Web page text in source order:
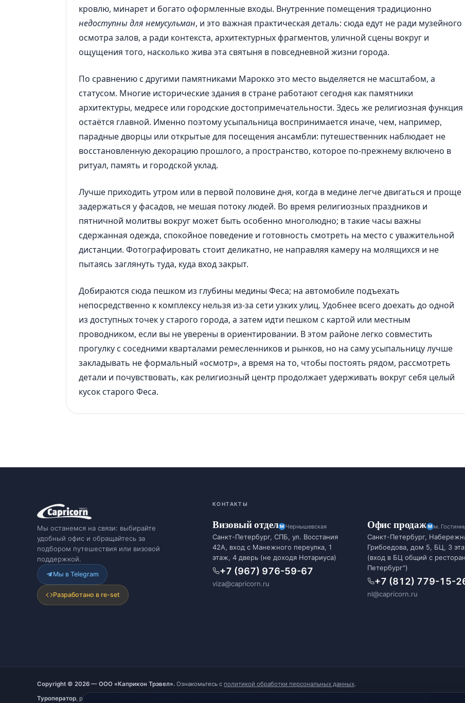
кровлю, минарет и богато оформленные входы. Внутренние помещения традиционно
недоступны для немусульман, и это важная практическая деталь: сюда едут не ради музейного
осмотра залов, а ради контекста, архитектурных фрагментов, уличной сцены вокруг и
ощущения того, насколько жива эта святыня в повседневной жизни города.
По сравнению с другими памятниками Марокко это место выделяется не масштабом, а
статусом. Многие исторические здания в стране работают сегодня как памятники
архитектуры, медресе или городские достопримечательности. Здесь же религиозная функция
остаётся главной. Именно поэтому усыпальница воспринимается иначе, чем, например,
парадные дворцы или открытые для посещения ансамбли: путешественник наблюдает не
восстановленную декорацию прошлого, а пространство, которое по-прежнему включено в
ритуал, память и городской уклад.
Лучше приходить утром или в первой половине дня, когда в медине легче двигаться и проще
задержаться у фасадов, не мешая потоку людей. Во время религиозных праздников и
пятничной молитвы вокруг может быть особенно многолюдно; в такие часы важны
сдержанная одежда, спокойное поведение и готовность смотреть на место с уважительной
дистанции. Фотографировать стоит деликатно, не направляя камеру на молящихся и не
пытаясь заглянуть туда, куда вход закрыт.
Добираются сюда пешком из глубины медины Феса; на автомобиле подъехать
непосредственно к комплексу нельзя из-за сети узких улиц. Удобнее всего доехать до одной
из доступных точек у старого города, а затем идти пешком с картой или местным
проводником, если вы не уверены в ориентировании. В этом районе легко совместить
прогулку с соседними кварталами ремесленников и рынков, но на саму усыпальницу лучше
закладывать не формальный «осмотр», а время на то, чтобы постоять рядом, рассмотреть
детали и почувствовать, как религиозный центр продолжает удерживать вокруг себя целый
кусок старого Феса.
Мы останемся на связи: выбирайте
удобный офис и обращайтесь за
подбором путешествия или визовой
поддержкой.
Мы в Telegram
Разработано в re-set
КОНТАКТЫ
Визовый отдел Чернышевская
Санкт-Петербург, СПБ, ул. Восстания
42А, вход с Манежного переулка, 1
этаж, 4 дверь (не доходя Нотариуса)
+7 (967) 976-59-67
viza@capricorn.ru
Офис продаж м.
Санкт-Петербург,
Грибоедова, дом 5, БЦ, 3
(вход в БЦ общий с
Петербург")
+7 (812) 779-15-
nl@capricorn.ru
Copyright © 2026 — ООО «Каприкон Трэвел». Ознакомьтесь с политикой обработки персональных данных.
Туроператор, реестровый номер